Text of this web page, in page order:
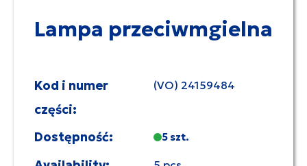
Lampa przeciwmgielna
Kod i numer
części:
(VO) 24159484
Dostępność: 5 szt.